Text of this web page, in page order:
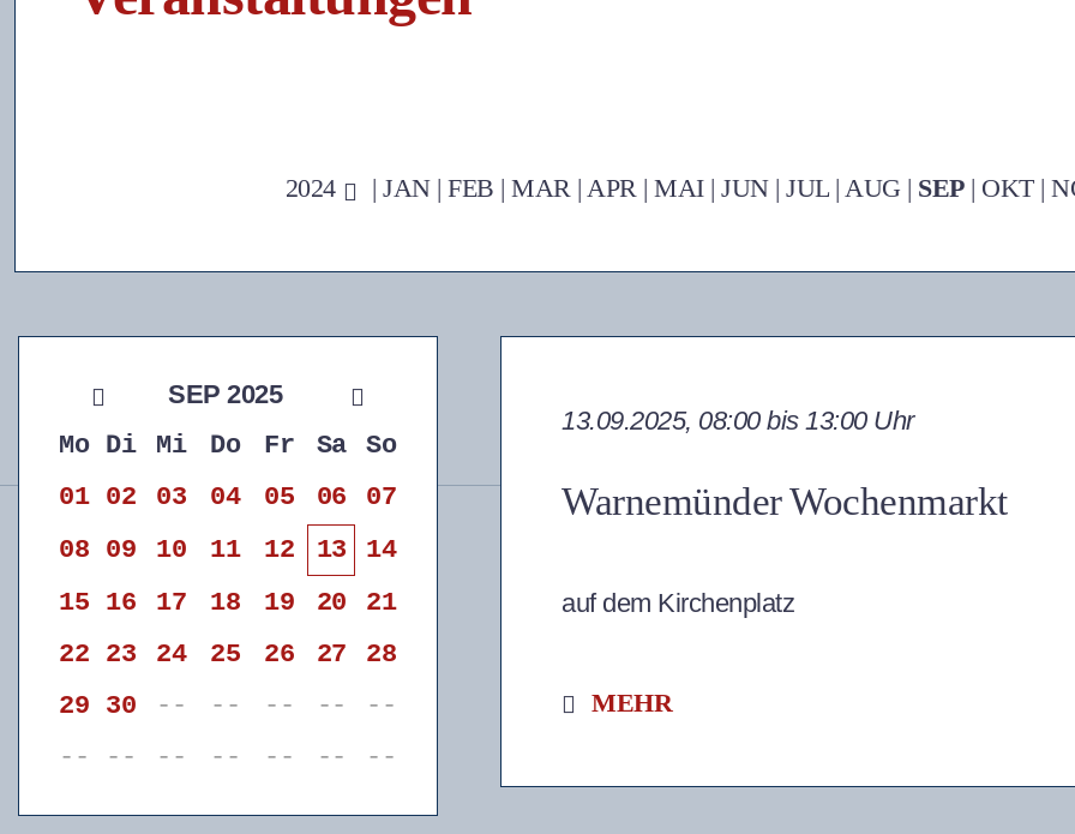
2024 | JAN| FEB | MAR| APR| MAI| JUN| JUL| AUG| SEP| OKT|
SEP 2025
Mo Di Mi Do Fr Sa
So
01 02 03 04 05 06
07
08 09 10 11 12 13
14
15 16 17 18 19 20
21
22 23 24 25 26 27
28
29 30 -- -- -- --
--
--
-- -- -- -- -- --
Warnemünder Wochenmarkt
13.09.2025, 08:00 bis 13:00 Uhr
auf dem Kirchenplatz
MEHR